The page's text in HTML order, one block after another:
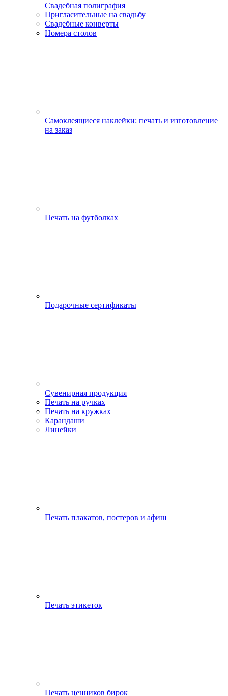
Свадебная полиграфия
Пригласительные на свадьбу
Свадебные конверты
Номера столов
Самоклеящиеся наклейки: печать и изготовление
на заказ
Печать на футболках
Подарочные сертификаты
Сувенирная продукция
Печать на ручках
Печать на кружках
Карандаши
Линейки
Печать плакатов, постеров и афиш
Печать этикеток
Печать ценников бирок